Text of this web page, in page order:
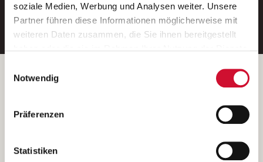
soziale Medien, Werbung und Analysen weiter. Unsere
Partner führen diese Informationen möglicherweise mit
weiteren Daten zusammen, die Sie ihnen bereitgestellt
Wenn Sie auf „Cookies zulassen“ klicken, so stimmen
Sie der Speicherung sämtlicher Cookies zu. Sie können
Ihre Einwilligung selbstverständlich jederzeit widerrufen,
indem Sie die Cookie-Einstellungen aufrufen und diese
unsererDatenschutzerklärung
Notwendig
Präferenzen
Statistiken
E-Mail-Adresse eintragen
Betreiber der Webseite
Kantstraße 45a
(Ein Tochterunternehmen des AWO Bezirksverbandes Unterfranken
e.V.)